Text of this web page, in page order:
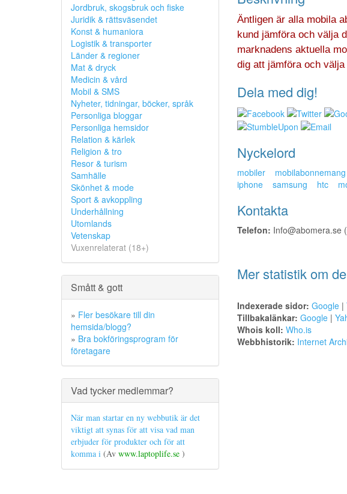
Jordbruk, skogsbruk och fiske
Juridik & rättsväsendet
Konst & humaniora
Logistik & transporter
Länder & regioner
Mat & dryck
Medicin & vård
Mobil & SMS
Nyheter, tidningar, böcker, språk
Personliga bloggar
Personliga hemsidor
Relation & kärlek
Religion & tro
Resor & turism
Samhälle
Skönhet & mode
Sport & avkoppling
Underhållning
Utomlands
Vetenskap
Vuxenrelaterat (18+)
Smått & gott
» Fler besökare till din
hemsida/blogg?
» Bra bokföringsprogram för
företagare
Vad tycker medlemmar?
När man startar en ny webbutik är det
viktigt att synas för att visa vad man
erbjuder för produkter och för att
komma i (Av www.laptoplife.se )
Äntligen är alla mobila
kund jämföra och välja
marknadens aktuella
dig att jämföra och
Dela med dig!
Nyckelord
mobiler mobilabonnemang
iphone
samsung htc
Kontakta
Telefon: Info@abomera.se
Mer statistik om
Indexerade sidor: Google|
Tillbakalänkar: Google|
Whois koll: Who.is
Webbhistorik: Internet